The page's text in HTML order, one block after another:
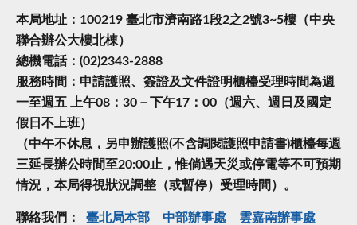
本局地址：100219 臺北市濟南路1段2之2號3~5樓（中央
聯合辦公大樓北棟）
總機電話：(02)2343-2888
服務時間：申請護照、簽證及文件證明櫃檯受理時間為週
一至週五 上午08：30－下午17：00（週六、週日及國定
假日不上班）
（中午不休息，另申辦護照(不含調閱護照申請書)櫃檯每週
三延長辦公時間至20:00止，惟倘遇天災或停電等不可預期
情況，本局得視狀況調整（或暫停）受理時間）。
聯絡我們： 臺北局本部 中部辦事處
雲嘉南辦事處